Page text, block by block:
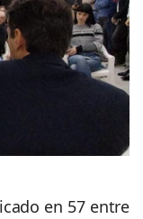
en 57 entre